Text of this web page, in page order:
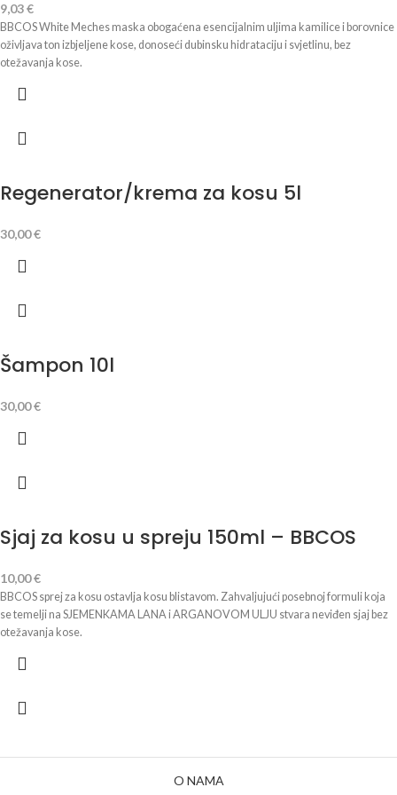
9,03€
BBCOS White Meches maska obogaćena esencijalnim uljima kamilice i borovnice
oživljava ton izbjeljene kose, donoseći dubinsku hidrataciju i svjetlinu, bez
otežavanja kose.
Regenerator/krema za kosu 5l
30,00€
Šampon 10l
30,00€
Sjaj za kosu u spreju 150ml – BBCOS
10,00€
BBCOS sprej za kosu ostavlja kosu blistavom. Zahvaljujući posebnoj formuli koja
se temelji na SJEMENKAMA LANA i ARGANOVOM ULJU stvara neviđen sjaj bez
otežavanja kose.
O NAMA